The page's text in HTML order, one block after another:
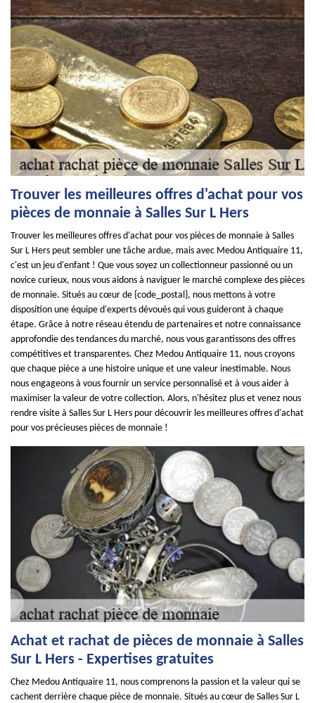
Trouver les meilleures offres d'achat pour vos
pièces de monnaie à Salles Sur L Hers
Trouver les meilleures offres d'achat pour vos pièces de monnaie à Salles
Sur L Hers peut sembler une tâche ardue, mais avec Medou Antiquaire 11,
c'est un jeu d'enfant ! Que vous soyez un collectionneur passionné ou un
novice curieux, nous vous aidons à naviguer le marché complexe des pièces
de monnaie. Situés au cœur de {code_postal}, nous mettons à votre
disposition une équipe d'experts dévoués qui vous guideront à chaque
étape. Grâce à notre réseau étendu de partenaires et notre connaissance
approfondie des tendances du marché, nous vous garantissons des offres
compétitives et transparentes. Chez Medou Antiquaire 11, nous croyons
que chaque pièce a une histoire unique et une valeur inestimable. Nous
nous engageons à vous fournir un service personnalisé et à vous aider à
maximiser la valeur de votre collection. Alors, n'hésitez plus et venez nous
rendre visite à Salles Sur L Hers pour découvrir les meilleures offres d'achat
pour vos précieuses pièces de monnaie !
Achat et rachat de pièces de monnaie à Salles
Sur L Hers - Expertises gratuites
Chez Medou Antiquaire 11, nous comprenons la passion et la valeur qui se
cachent derrière chaque pièce de monnaie. Situés au cœur de Salles Sur L